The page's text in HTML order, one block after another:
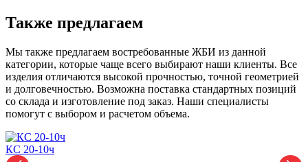
Также предлагаем
Мы также предлагаем востребованные ЖБИ из данной
категории, которые чаще всего выбирают наши клиенты. Все
изделия отличаются высокой прочностью, точной геометрией
и долговечностью. Возможна поставка стандартных позиций
со склада и изготовление под заказ. Наши специалисты
помогут с выбором и расчетом объема.
КС 20-10ч